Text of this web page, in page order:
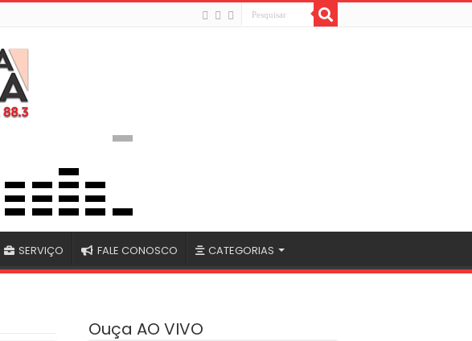
SERVIÇO FALE CONOSCO CATEGORIAS
Ouça AO VIVO